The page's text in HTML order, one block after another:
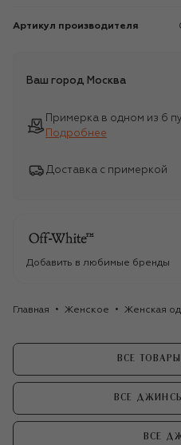
Артикул производителя
Ваш город Москва
Примерка в одном из 6
Подробнее
Доставка с примеркой
Добавить в любимые бренды
Главная Женское Женская
ВСЕ ТОВАРЫ
ВСЕ ДЖИНСЫ
ВСЕ